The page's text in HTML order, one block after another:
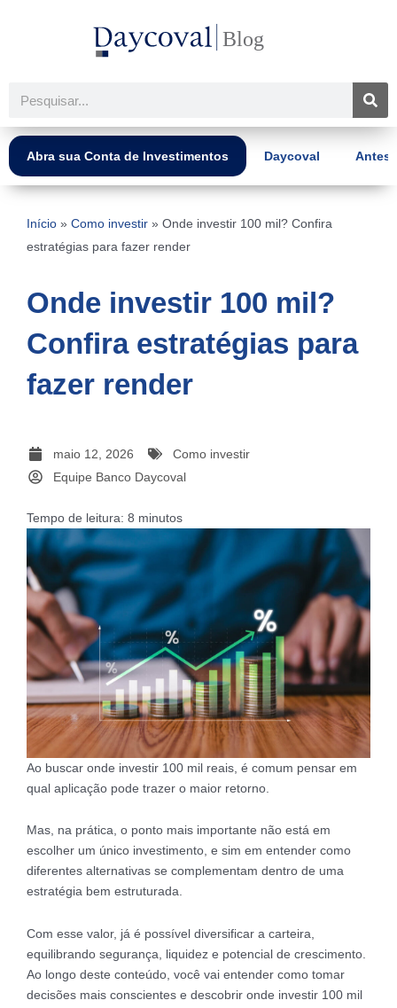
Pesquisar
Abra sua Conta de Investimentos Daycoval Antes
Início » Como investir » Onde investir 100 mil? Confira
estratégias para fazer render
Onde investir 100 mil?
Confira estratégias para
fazer render
maio 12, 2026
Como investir
Equipe Banco Daycoval
Tempo de leitura: 8 minutos
Ao buscar onde investir 100 mil reais, é comum pensar em
qual aplicação pode trazer o maior retorno.
Mas, na prática, o ponto mais importante não está em
escolher um único investimento, e sim em entender como
diferentes alternativas se complementam dentro de uma
estratégia bem estruturada.
Com esse valor, já é possível diversificar a carteira,
equilibrando segurança, liquidez e potencial de crescimento.
Ao longo deste conteúdo, você vai entender como tomar
decisões mais conscientes e descobrir onde investir 100 mil